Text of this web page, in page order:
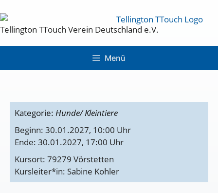
Tellington TTouch Verein Deutschland e.V.
Menü
Kategorie: Hunde/ Kleintiere
Beginn: 30.01.2027, 10:00 Uhr
Ende: 30.01.2027, 17:00 Uhr
Kursort: 79279 Vörstetten
Kursleiter*in: Sabine Kohler